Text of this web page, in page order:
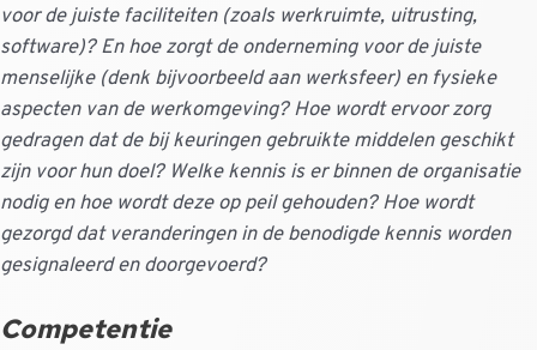
voor de juiste faciliteiten (zoals werkruimte, uitrusting,
software)? En hoe zorgt de onderneming voor de juiste
menselijke (denk bijvoorbeeld aan werksfeer) en fysieke
aspecten van de werkomgeving? Hoe wordt ervoor zorg
gedragen dat de bij keuringen gebruikte middelen geschikt
zijn voor hun doel? Welke kennis is er binnen de organisatie
nodig en hoe wordt deze op peil gehouden? Hoe wordt
gezorgd dat veranderingen in de benodigde kennis worden
gesignaleerd en doorgevoerd?
Competentie